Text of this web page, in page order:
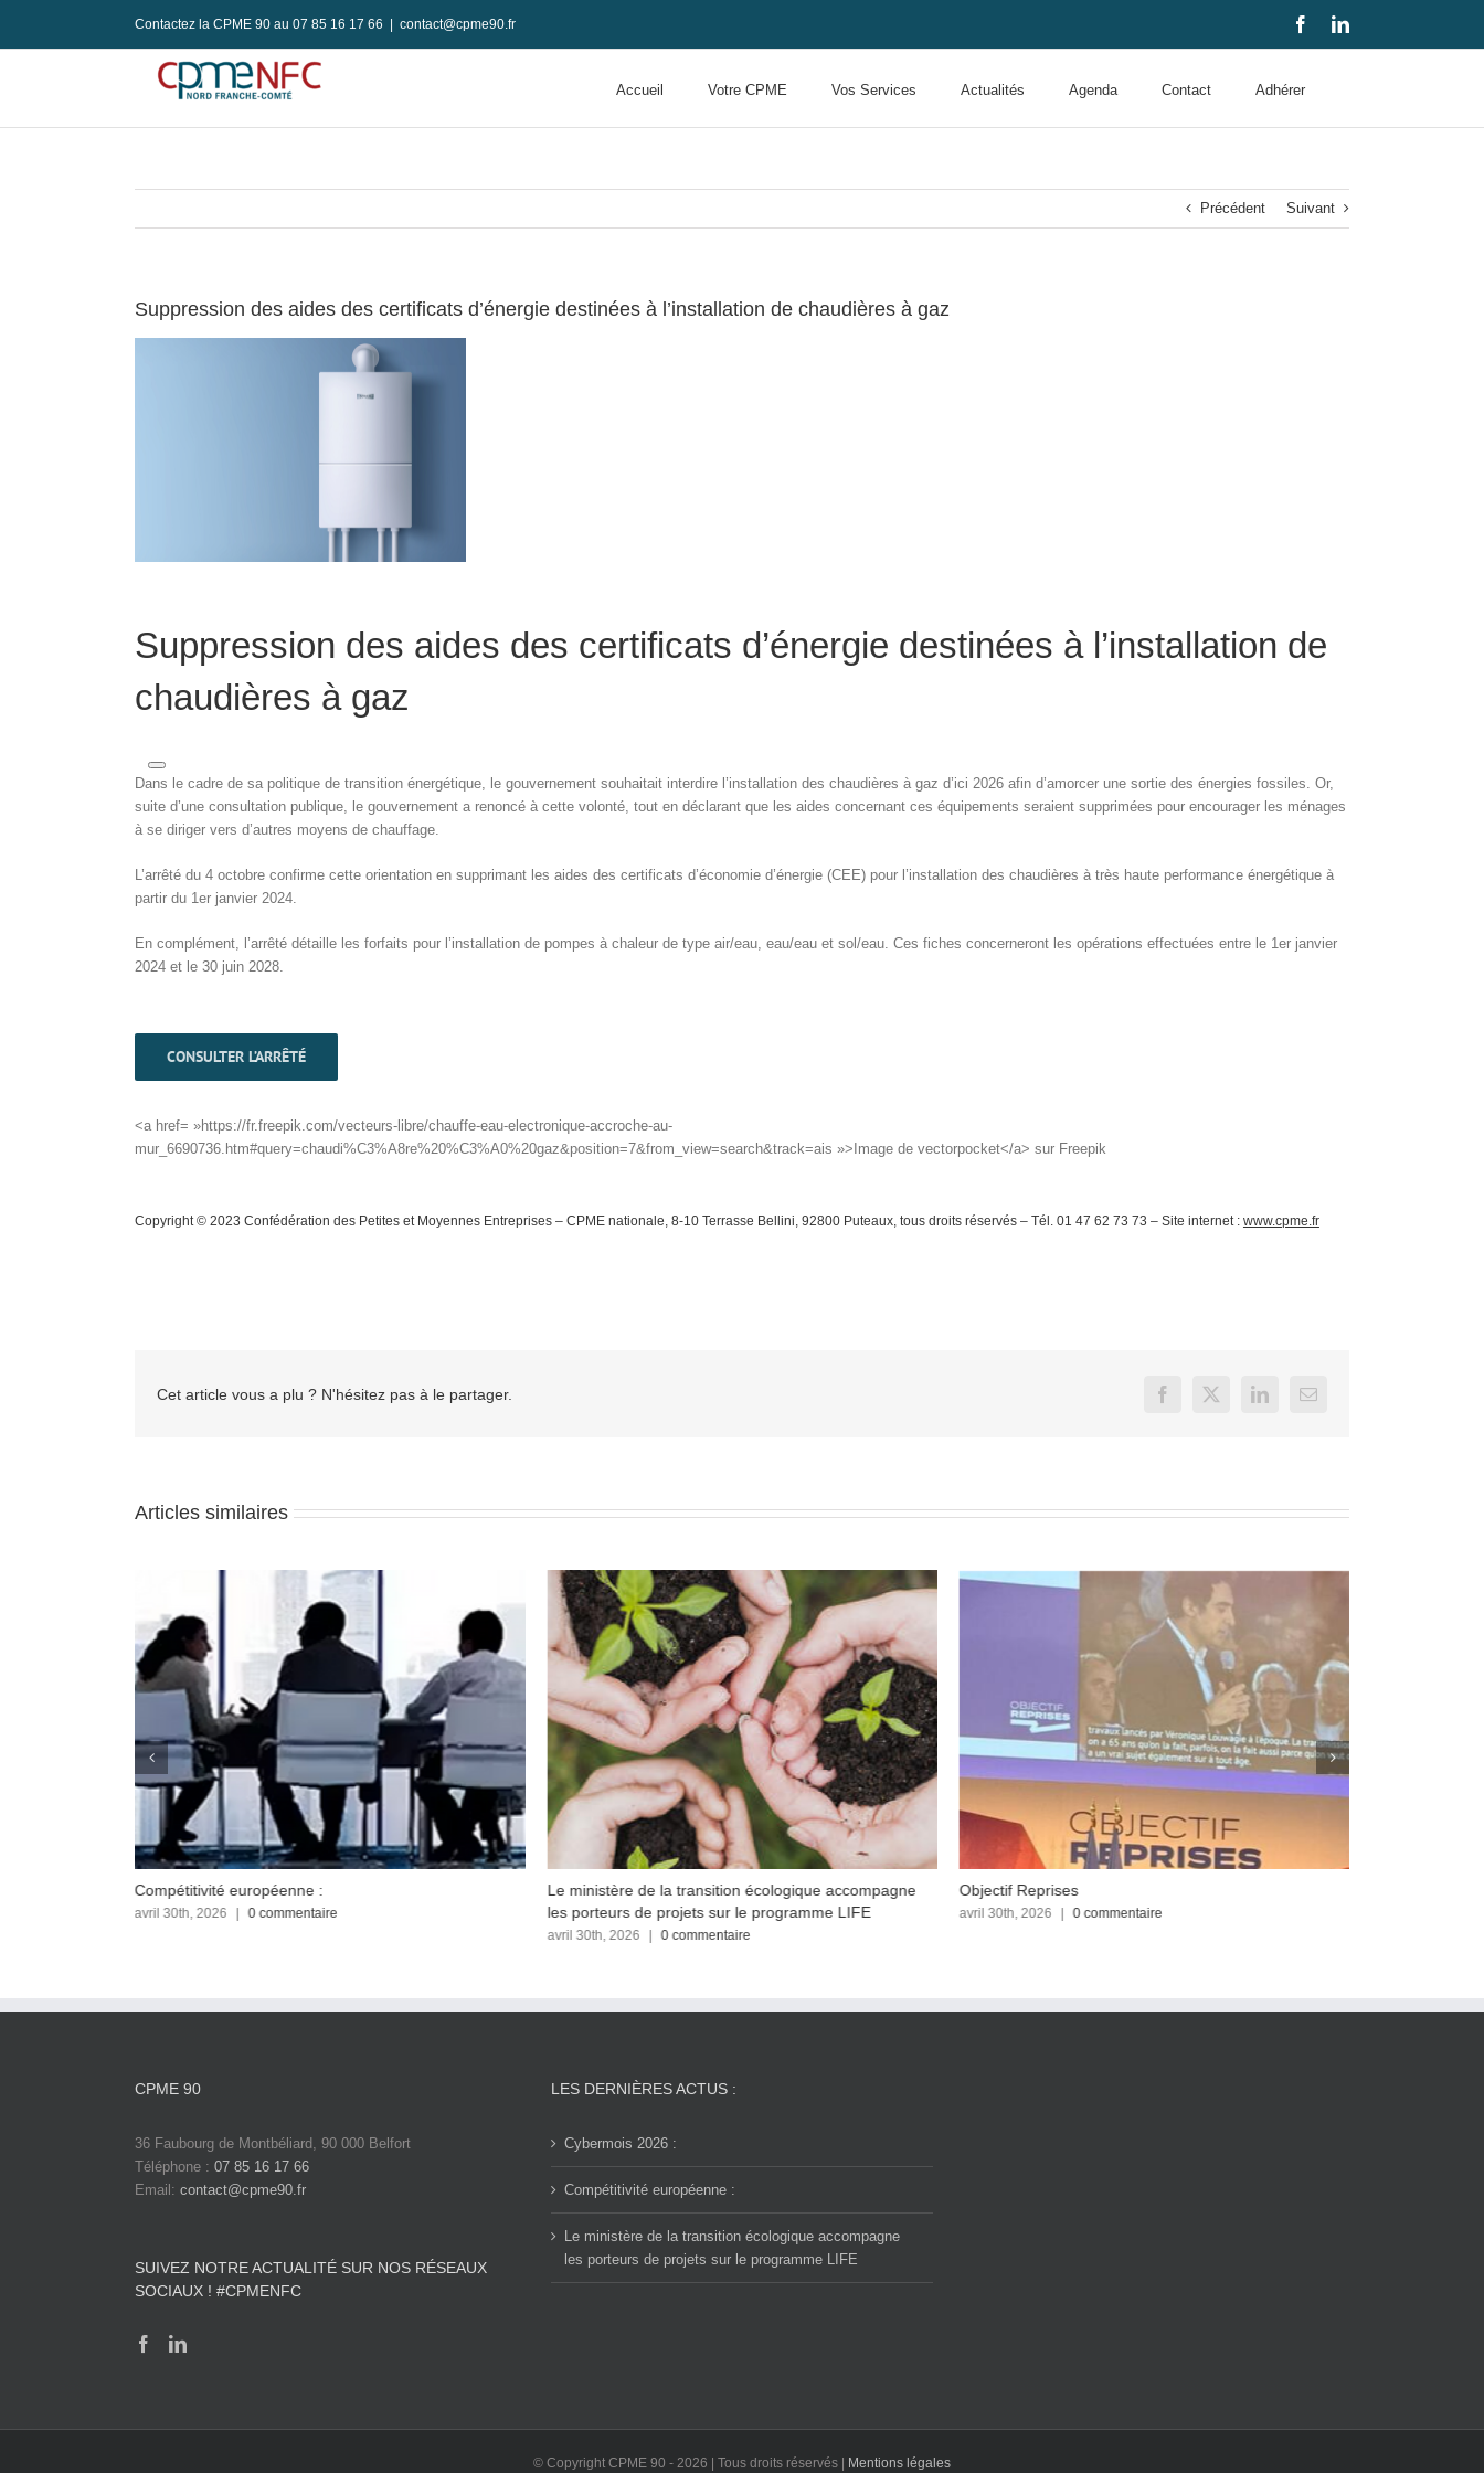
Contactez la CPME 90 au 07 85 16 17 66 contact@cpme90.fr FacebookLinkedIn
Accueil Votre CPME Vos Services Actualités Agenda Contact Adhérer
Précédent Suivant
Suppression des aides des certificats d’énergie destinées à l’installation de chaudières à gaz
Suppression des aides des certificats d’énergie destinées à l’installation de
chaudières à gaz
Dans le cadre de sa politique de transition énergétique, le gouvernement souhaitait interdire l’installation des chaudières à gaz d’ici 2026 afin d’amorcer une sortie des énergies fossiles. Or,
suite d’une consultation publique, le gouvernement a renoncé à cette volonté, tout en déclarant que les aides concernant ces équipements seraient supprimées pour encourager les ménages
à se diriger vers d’autres moyens de chauffage.
L’arrêté du 4 octobre confirme cette orientation en supprimant les aides des certificats d’économie d’énergie (CEE) pour l’installation des chaudières à très haute performance énergétique à
partir du 1er janvier 2024.
En complément, l’arrêté détaille les forfaits pour l’installation de pompes à chaleur de type air/eau, eau/eau et sol/eau. Ces fiches concerneront les opérations effectuées entre le 1er janvier
2024 et le 30 juin 2028.
CONSULTER L’ARRÊTÉ
<a href= »https://fr.freepik.com/vecteurs-libre/chauffe-eau-electronique-accroche-au-
mur_6690736.htm#query=chaudi%C3%A8re%20%C3%A0%20gaz&position=7&from_view=search&track=ais »>Image de vectorpocket</a> sur Freepik
Copyright © 2023 Confédération des Petites et Moyennes Entreprises – CPME nationale, 8-10 Terrasse Bellini, 92800 Puteaux, tous droits réservés – Tél. 01 47 62 73 73 – Site internet : www.cpme.fr
Cet article vous a plu ? N'hésitez pas à le partager. Facebook
X LinkedInEmail
Articles similaires
Compétitivité européenne :
avril 30th, 2026 0 commentaire
Le ministère de la transition écologique accompagne
les porteurs de projets sur le programme LIFE
avril 30th, 2026 0 commentaire
Objectif Reprises
avril 30th, 2026 0 commentaire
CPME 90
36 Faubourg de Montbéliard, 90 000 Belfort
Téléphone : 07 85 16 17 66
Email: contact@cpme90.fr
SUIVEZ NOTRE ACTUALITÉ SUR NOS RÉSEAUX
SOCIAUX ! #CPMENFC
LES DERNIÈRES ACTUS :
Cybermois 2026 :
Compétitivité européenne :
Le ministère de la transition écologique accompagne
les porteurs de projets sur le programme LIFE
© Copyright CPME 90 - 2026 | Tous droits réservés | Mentions légales